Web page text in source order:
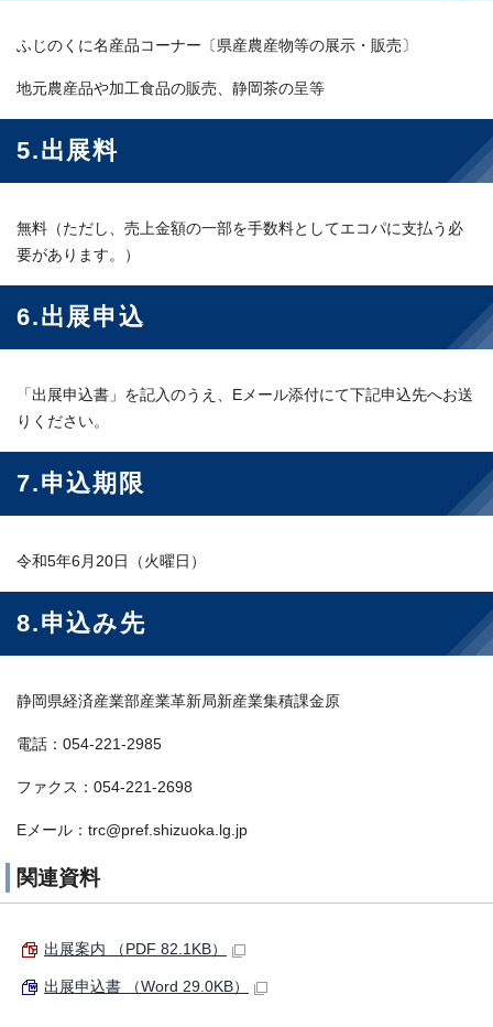
ふじのくに名産品コーナー〔県産農産物等の展示・販売〕
地元農産品や加工食品の販売、静岡茶の呈等
5.出展料
無料（ただし、売上金額の一部を手数料としてエコパに支払う必
要があります。）
6.出展申込
「出展申込書」を記入のうえ、Eメール添付にて下記申込先へお送
りください。
7.申込期限
令和5年6月20日（火曜日）
8.申込み先
静岡県経済産業部産業革新局新産業集積課金原
電話：054-221-2985
ファクス：054-221-2698
Eメール：trc@pref.shizuoka.lg.jp
関連資料
出展案内 （PDF 82.1KB）
出展申込書 （Word 29.0KB）